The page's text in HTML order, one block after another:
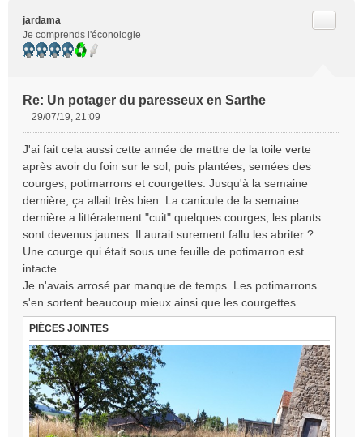
jardama
Je comprends l'éconologie
Re: Un potager du paresseux en Sarthe
s
s
a
g
e
n
l
u
29/07/19, 21:09
J'ai fait cela aussi cette année de mettre de la toile verte
après avoir du foin sur le sol, puis plantées, semées des
courges, potimarrons et courgettes. Jusqu'à la semaine
dernière, ça allait très bien. La canicule de la semaine
dernière a littéralement "cuit" quelques courges, les plants
sont devenus jaunes. Il aurait surement fallu les abriter ?
Une courge qui était sous une feuille de potimarron est
intacte.
Je n'avais arrosé par manque de temps. Les potimarrons
s'en sortent beaucoup mieux ainsi que les courgettes.
PIÈCES JOINTES